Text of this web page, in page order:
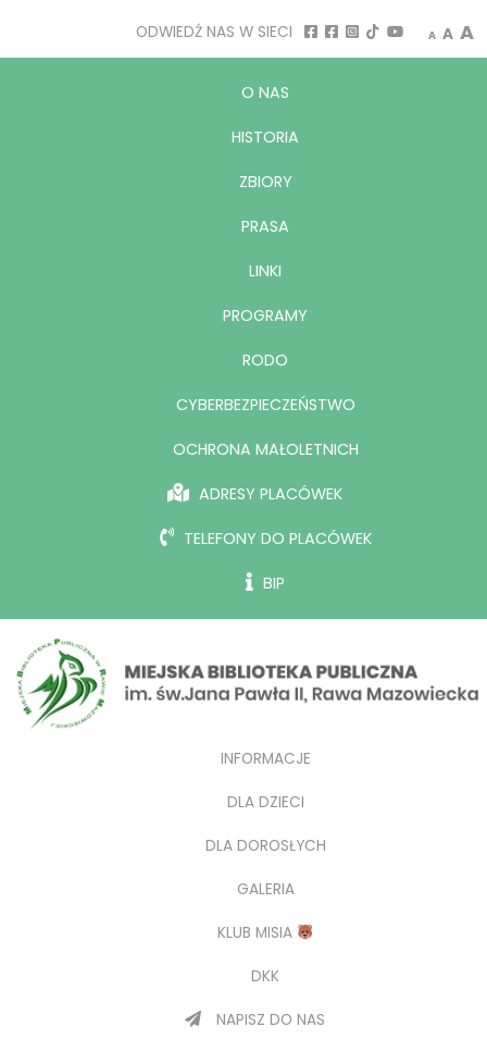
ODWIEDŹ NAS W SIECI A A A
O NAS
HISTORIA
ZBIORY
PRASA
LINKI
PROGRAMY
RODO
CYBERBEZPIECZEŃSTWO
OCHRONA MAŁOLETNICH
ADRESY PLACÓWEK
TELEFONY DO PLACÓWEK
BIP
INFORMACJE
DLA DZIECI
DLA DOROSŁYCH
GALERIA
KLUB MISIA
DKK
NAPISZ DO NAS